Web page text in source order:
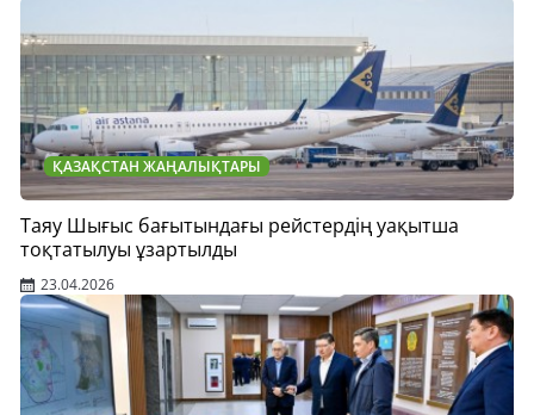
ҚАЗАҚСТАН ЖАҢАЛЫҚТАРЫ
Таяу Шығыс бағытындағы рейстердің уақытша
тоқтатылуы ұзартылды
23.04.2026